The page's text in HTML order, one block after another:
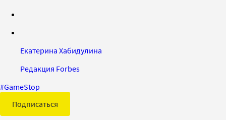
Екатерина Хабидулина
Редакция Forbes
#GameStop
Подписаться